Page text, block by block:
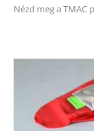
Nézd meg a